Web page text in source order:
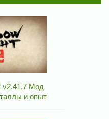
v2.41.7 Мод
и опыт